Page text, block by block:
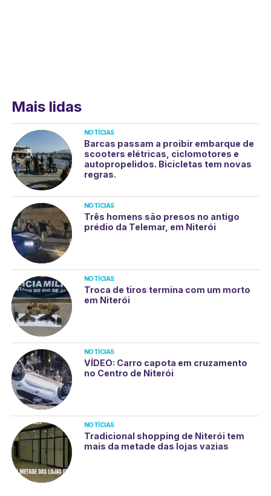
Mais lidas
NOTÍCIAS
Barcas passam a proibir embarque de
scooters elétricas, ciclomotores e
autopropelidos. Bicicletas tem novas
regras.
NOTÍCIAS
Três homens são presos no antigo
prédio da Telemar, em Niterói
NOTÍCIAS
Troca de tiros termina com um morto
em Niterói
NOTÍCIAS
VÍDEO: Carro capota em cruzamento
no Centro de Niterói
NOTÍCIAS
Tradicional shopping de Niterói tem
mais da metade das lojas vazias